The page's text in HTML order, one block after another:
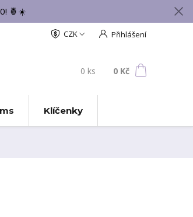
🍍☀️
CZK Přihlášení
0 ks 0 Kč
Klíčenky